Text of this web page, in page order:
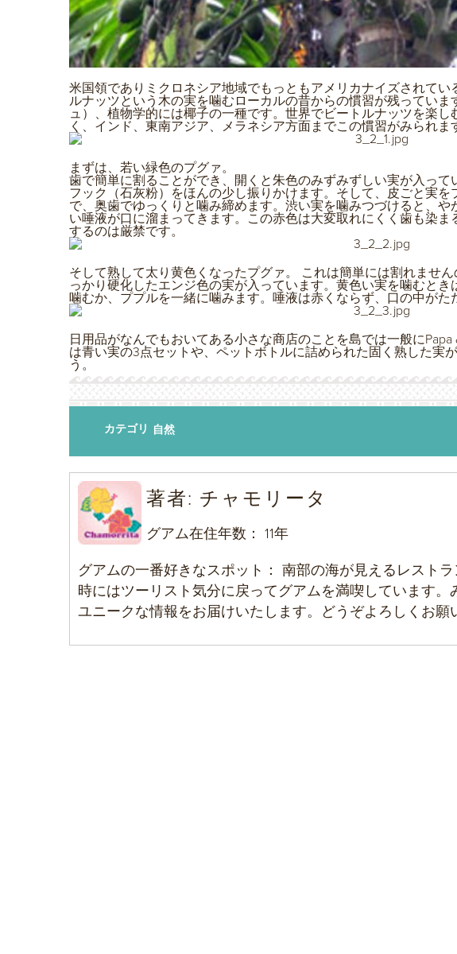
米国領でありミクロネシア地域でもっともアメリカナイズされて
ルナッツという木の実を噛むローカルの昔からの慣習が残ってい
ュ）、植物学的には椰子の一種です。世界でビートルナッツを楽
く、インド、東南アジア、メラネシア方面までこの慣習がみられま
まずは、若い緑色のプグァ。
歯で簡単に割ることができ、開くと朱色のみずみずしい実が入っ
フック（石灰粉）をほんの少し振りかけます。そして、皮ごと実
で、奥歯でゆっくりと噛み締めます。渋い実を噛みつづけると、
い唾液が口に溜まってきます。この赤色は大変取れにくく歯も染
するのは厳禁です。
そして熟して太り黄色くなったプグァ。 これは簡単には割れませ
っかり硬化したエンジ色の実が入っています。黄色い実を噛むと
噛むか、ププルを一緒に噛みます。唾液は赤くならず、口の中がた
日用品がなんでもおいてある小さな商店のことを島では一般に
は青い実の3点セットや、ペットボトルに詰められた固く熟した実
う。
カテゴリ 自然
著者: チャモリータ
グアム在住年数： 11年
グアムの一番好きなスポット： 南部の海が見えるレストラ
時にはツーリスト気分に戻ってグアムを満喫しています。
ユニークな情報をお届けいたします。どうぞよろしくお願